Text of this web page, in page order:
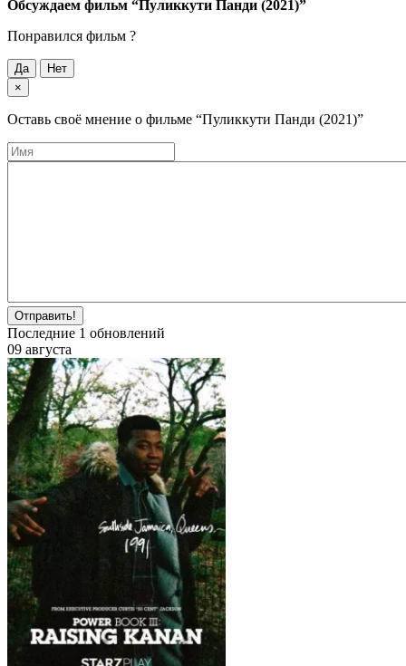
Обсуждаем фильм “Пуликкути Панди (2021)”
Понравился фильм ?
Да
Нет
×
Оставь своё мнение о фильме “Пуликкути Панди (2021)”
Отправить!
Последние 1 обновлений
09 августа